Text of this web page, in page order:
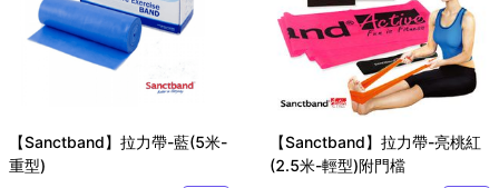
【Sanctband】拉力帶-藍(5米-
重型)
【Sanctband】拉力帶-亮桃紅
(2.5米-輕型)附門檔